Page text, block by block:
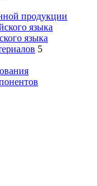
продукции
языка
языка
5